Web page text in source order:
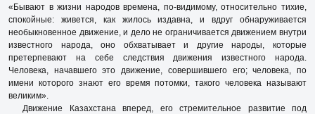
«Бывают в жизни народов времена, по-видимому, относительно тихие,
спокойные: живется, как жилось издавна, и вдруг обнаруживается
необыкновенное движение, и дело не ограничивается движением внутри
известного народа, оно обхватывает и другие народы, которые
претерпевают на себе следствия движения известного народа.
Человека, начавшего это движение, совершившего его; человека, по
имени которого знают его время потомки, такого человека называют
великим».
Движение Казахстана вперед, его стремительное развитие под